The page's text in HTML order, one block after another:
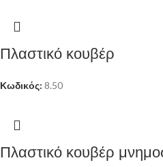
Πλαστικό κουβέρ
Κωδικός: 8.50
Πλαστικό κουβέρ